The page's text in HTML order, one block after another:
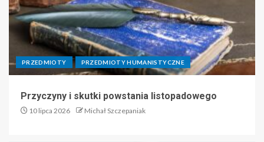
PRZEDMIOTY PRZEDMIOTY HUMANISTYCZNE
Przyczyny i skutki powstania listopadowego
10 lipca 2026 Michał Szczepaniak